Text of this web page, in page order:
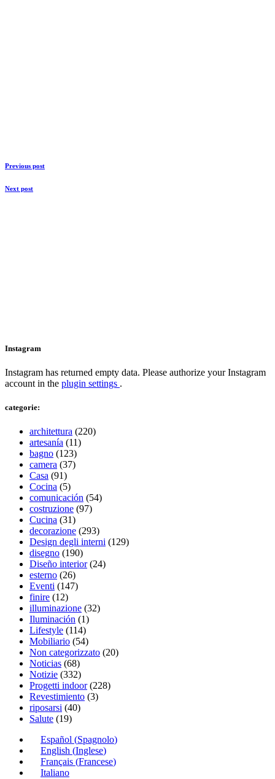
Previous post
Next post
Instagram
Instagram has returned empty data. Please authorize your Instagram
account in the plugin settings .
categorie:
architettura (220)
artesanía (11)
bagno (123)
camera (37)
Casa (91)
Cocina (5)
comunicación (54)
costruzione (97)
Cucina (31)
decorazione (293)
Design degli interni (129)
disegno (190)
Diseño interior(24)
esterno (26)
Eventi (147)
finire (12)
illuminazione (32)
Iluminación (1)
Lifestyle (114)
Mobiliario (54)
Non categorizzato (20)
Noticias (68)
Notizie (332)
Progetti indoor(228)
Revestimiento (3)
riposarsi (40)
Salute (19)
Español (Spagnolo)
English (Inglese)
Français (Francese)
Italiano